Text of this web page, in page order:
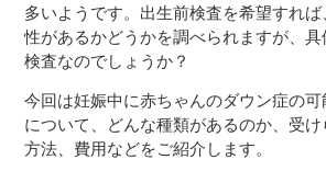
妊娠後期
出産
子育て・育児
０歳児
多いようです。出生前検査を希望すれ
性があるかどうかを調べられますが、
検査なのでしょうか？
今回は妊娠中に赤ちゃんのダウン症の
について、どんな種類があるのか、受
方法、費用などをご紹介します。